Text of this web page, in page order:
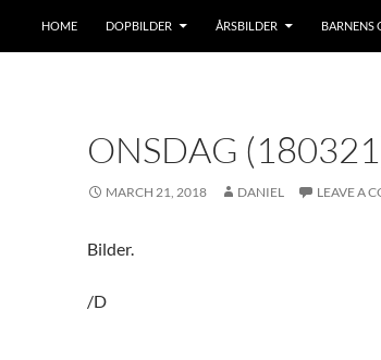
HOME DOPBILDER ÅRSBILDER BARNENS
ONSDAG
MARCH 21, 2018 DANIEL LEAVE A
Bilder.
/D